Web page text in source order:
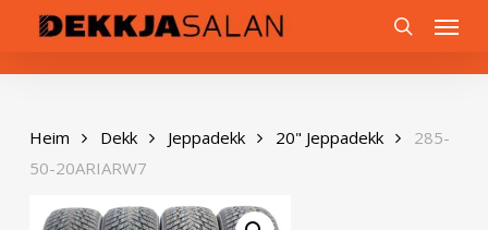
content
Menu
Heim Dekk Jeppadekk 20" Jeppadekk
285-
50-20ARIARW7